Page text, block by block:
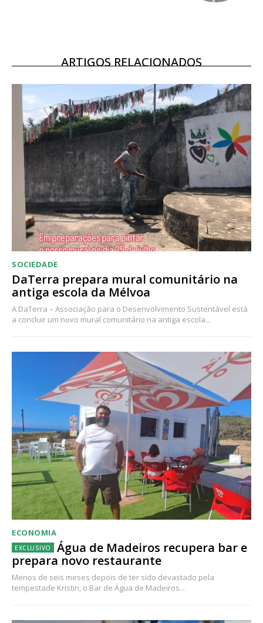
ARTIGOS RELACIONADOS
SOCIEDADE
DaTerra prepara mural comunitário na
antiga escola da Mélvoa
A DaTerra – Associação para o Desenvolvimento Sustentável está
a concluir um novo mural comunitário na antiga escola...
ECONOMIA
Água de Madeiros recupera bar e
prepara novo restaurante
Menos de seis meses depois de ter sido devastado pela
tempestade Kristin, o Bar de Água de Madeiros...